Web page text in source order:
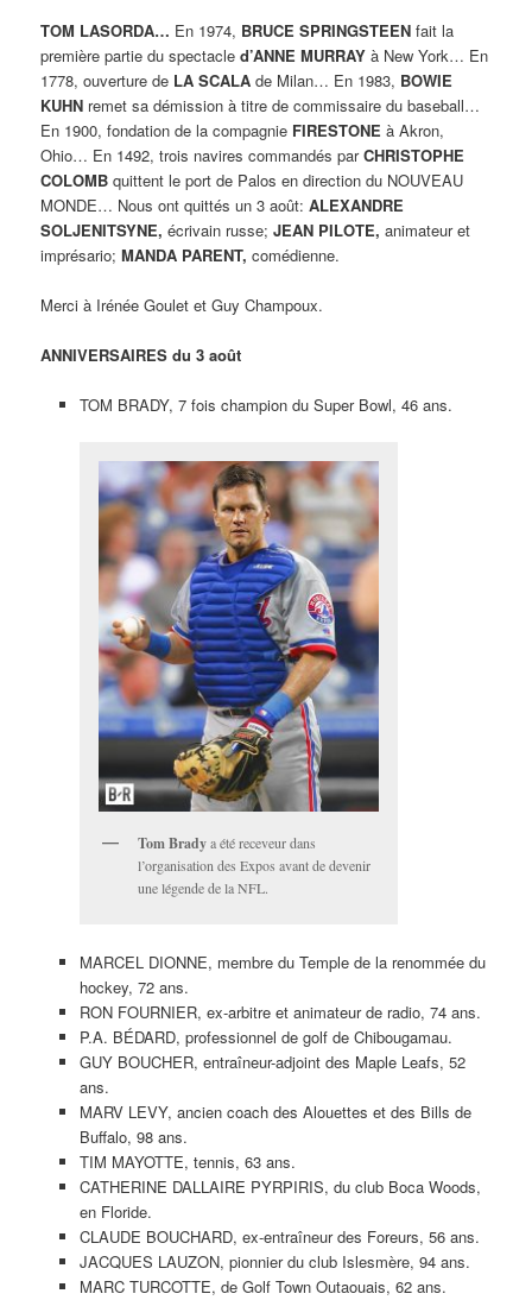
TOM LASORDA… En 1974, BRUCE SPRINGSTEEN fait la
première partie du spectacled’ANNE MURRAY à New York… En
1778, ouverture de LA SCALA de Milan… En 1983, BOWIE
KUHN remet sa démission à titre de commissaire du baseball…
En 1900, fondation de la compagnie FIRESTONE à Akron,
Ohio… En 1492, trois navires commandés parCHRISTOPHE
COLOMB quittent le port de Palos en direction du NOUVEAU
MONDE… Nous ont quittés un 3 août:ALEXANDRE
SOLJENITSYNE, écrivain russe;JEAN PILOTE, animateur et
imprésario;MANDA PARENT, comédienne.
Merci à Irénée Goulet et Guy Champoux.
ANNIVERSAIRES du 3 août
TOM BRADY, 7 fois champion du Super Bowl, 46 ans.
Tom Bradya été receveur dans
l’organisation des Expos avant de devenir
une légende de la NFL.
MARCEL DIONNE, membre du Temple de la renommée du
hockey, 72 ans.
RON FOURNIER, ex-arbitre et animateur de radio, 74 ans.
P.A. BÉDARD, professionnel de golf de Chibougamau.
GUY BOUCHER, entraîneur-adjoint des Maple Leafs, 52
ans.
MARV LEVY, ancien coach des Alouettes et des Bills de
Buffalo, 98 ans.
TIM MAYOTTE, tennis, 63 ans.
CATHERINE DALLAIRE PYRPIRIS, du club Boca Woods,
en Floride.
CLAUDE BOUCHARD, ex-entraîneur des Foreurs, 56 ans.
JACQUES LAUZON, pionnier du club Islesmère, 94 ans.
MARC TURCOTTE, de Golf Town Outaouais, 62 ans.